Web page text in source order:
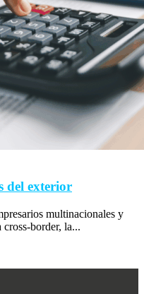
del exterior
multinacionales y
cross-border, la...